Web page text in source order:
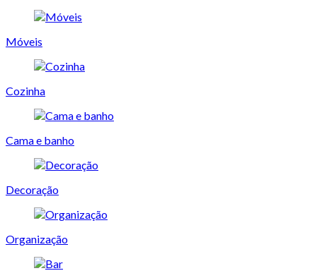
Móveis
Cozinha
Cama e banho
Decoração
Organização